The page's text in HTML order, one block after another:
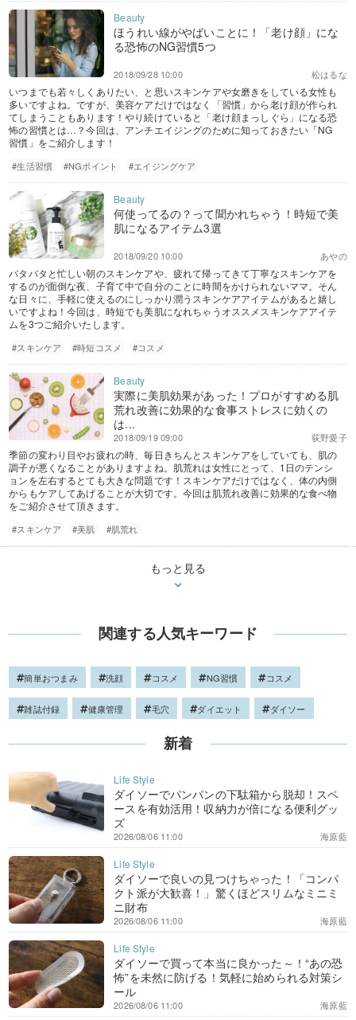
ほうれい線がやばいことに！「老け顔」にな
る恐怖のNG習慣5つ
松はるな
2018/09/28 10:00
いつまでも若々しくありたい、と思いスキンケアや女磨きをしている女性も
多いですよね。ですが、美容ケアだけではなく「習慣」から老け顔が作られ
てしまうこともあります！やり続けていると「老け顔まっしぐら」になる恐
怖の習慣とは…？今回は、アンチエイジングのために知っておきたい「NG
習慣」をご紹介します！
#生活習慣 #NGポイント #エイジングケア
何使ってるの？って聞かれちゃう！時短で美
肌になるアイテム3選
あやの
2018/09/20 10:00
バタバタと忙しい朝のスキンケアや、疲れて帰ってきて丁寧なスキンケアを
するのが面倒な夜、子育て中で自分のことに時間をかけられないママ。そん
な日々に、手軽に使えるのにしっかり潤うスキンケアアイテムがあると嬉し
いですよね！今回は、時短でも美肌になれちゃうオススメスキンケアアイテ
ムを3つご紹介いたします。
#スキンケア #時短コスメ #コスメ
実際に美肌効果があった！プロがすすめる肌
荒れ改善に効果的な食事ストレスに効くの
は...
荻野愛子
2018/09/19 09:00
季節の変わり目やお疲れの時、毎日きちんとスキンケアをしていても、肌の
調子が悪くなることがありますよね。肌荒れは女性にとって、1日のテンシ
ョンを左右するとても大きな問題です！スキンケアだけではなく、体の内側
からもケアしてあげることが大切です。今回は肌荒れ改善に効果的な食べ物
をご紹介させて頂きます。
#スキンケア #美肌 #肌荒れ
もっと見る
関連する人気キーワード
簡単おつまみ 洗顔 コスメ NG習慣 コスメ
雑誌付録 健康管理 毛穴 ダイエット ダイソー
新着
ダイソーでパンパンの下駄箱から脱却！スペ
ースを有効活用！収納力が倍になる便利グッ
ズ
海原藍
2026/08/06 11:00
ダイソーで良いの見つけちゃった！「コンパ
クト派が大歓喜！」驚くほどスリムなミニミ
ニ財布
海原藍
2026/08/06 11:00
ダイソーで買って本当に良かった～！“あの恐
怖”を未然に防げる！気軽に始められる対策シ
ール
海原藍
2026/08/06 11:00